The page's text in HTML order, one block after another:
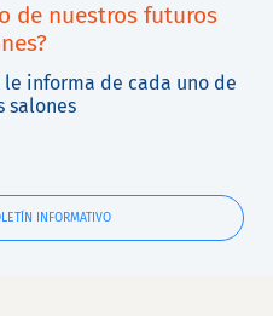
de nuestros futuros
informa de cada uno de
salones
INFORMATIVO